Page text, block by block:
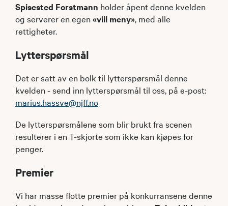
Spisested Forstmann holder åpent denne kvelden
og serverer en egen«vill meny», med alle
rettigheter.
Lytterspørsmål
Det er satt av en bolk til lytterspørsmål denne
kvelden - send inn lytterspørsmål til oss, på e-post:
marius.hassve@njff.no
De lytterspørsmålene som blir brukt fra scenen
resulterer i en T-skjorte som ikke kan kjøpes for
penger.
Premier
Vi har masse flotte premier på konkurransene denne